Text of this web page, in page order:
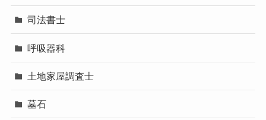
司法書士
呼吸器科
土地家屋調査士
墓石